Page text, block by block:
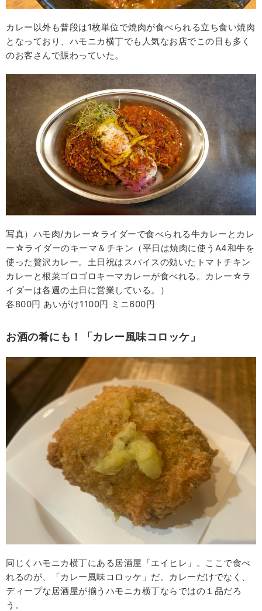
カレー以外も普段は1枚単位で焼肉が食べられる立ち食い焼肉
となっており、ハモニカ横丁でも人気なお店でこの日も多く
のお客さんで賑わっていた。
写真）ハモ肉/カレー☆ライダーで食べられる牛カレーとカレ
ー☆ライダーのキーマ＆チキン（平日は焼肉に使うA4和牛を
使った贅沢カレー。土日祝はスパイスの効いたトマトチキン
カレーと根菜ゴロゴロキーマカレーが食べれる。カレー☆ラ
イダーは各週の土日に営業している。）
各800円 あいがけ1100円 ミニ600円
お酒の肴にも！「カレー風味コロッケ」
同じくハモニカ横丁にある居酒屋「エイヒレ」。ここで食べ
れるのが、「カレー風味コロッケ」だ。カレーだけでなく、
ディープな居酒屋が揃うハモニカ横丁ならではの１品だろ
う。